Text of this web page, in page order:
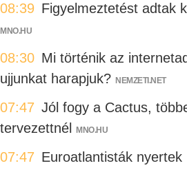
08:39 Figyelmeztetést adtak
MNO.HU
08:30 Mi történik az
ujjunkat harapjuk? NEMZETI.NET
07:47 Jól fogy a Cactus,
tervezettnél
MNO.HU
07:47 Euroatlantisták nyertek